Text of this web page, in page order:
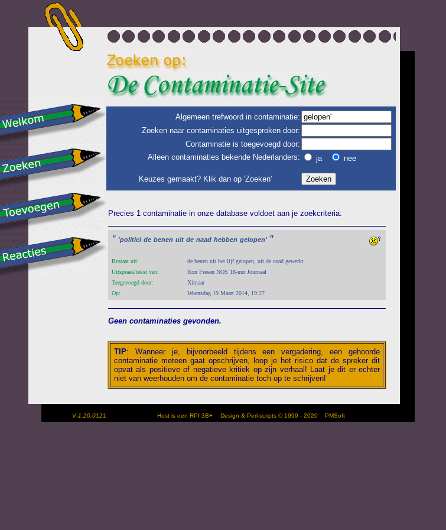
Algemeen trefwoord in contaminatie:
Zoeken naar contaminaties uitgesproken door:
Contaminatie is toegevoegd door:
Alleen contaminaties bekende Nederlanders:
ja nee
Keuzes gemaakt? Klik dan op 'Zoeken'
Precies 1 contaminatie in onze database voldoet aan je zoekcriteria:
" 'politici de benen uit de naad hebben gelopen' "
Bestaat uit:
de benen uit het lijf gelopen, uit de naad gewerkt
Uitspraak/tekst van:
Ron Fresen NOS 18-uur Journaal
Toegevoegd door:
Ximaar
Op:
Woensdag 19 Maart 2014, 19:27
Geen contaminaties gevonden.
TIP: Wanneer je, bijvoorbeeld tijdens een vergadering, een gehoorde
contaminatie meteen gaat opschrijven, loop je het risico dat de spreker dit
opvat als positieve of negatieve kritiek op zijn verhaal! Laat je dit er echter
niet van weerhouden om de contaminatie toch op te schrijven!
V-1.20.0121 Host is een RPI 3B+ Design & Perl-scripts © 1999 - 2020 PMSoft